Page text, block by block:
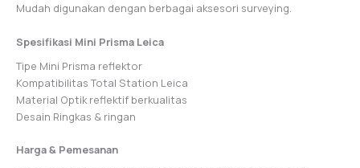
Mudah digunakan dengan berbagai aksesori surveying.
Spesifikasi Mini Prisma Leica
Tipe Mini Prisma reflektor
Kompatibilitas Total Station Leica
Material Optik reflektif berkualitas
Desain Ringkas & ringan
Harga & Pemesanan